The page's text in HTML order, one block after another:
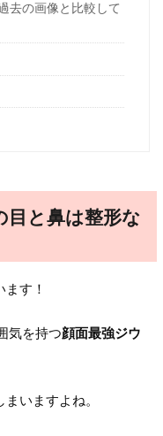
去の画像と比較して
と鼻は整形な
す！
気を持つ顔面最強ジウ
いますよね。